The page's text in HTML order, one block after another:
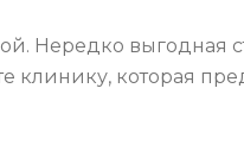
Нередко выгодная
которая